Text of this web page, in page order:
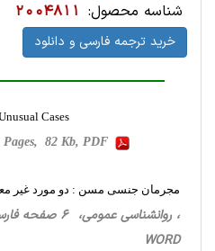
شناسه محصول: 2004811
خرید ترجمه فارسی و دانلود
Cases
Pages, 82 Kb, PDF
مجرمان جنسی مسن : دو مورد غیر
WORD